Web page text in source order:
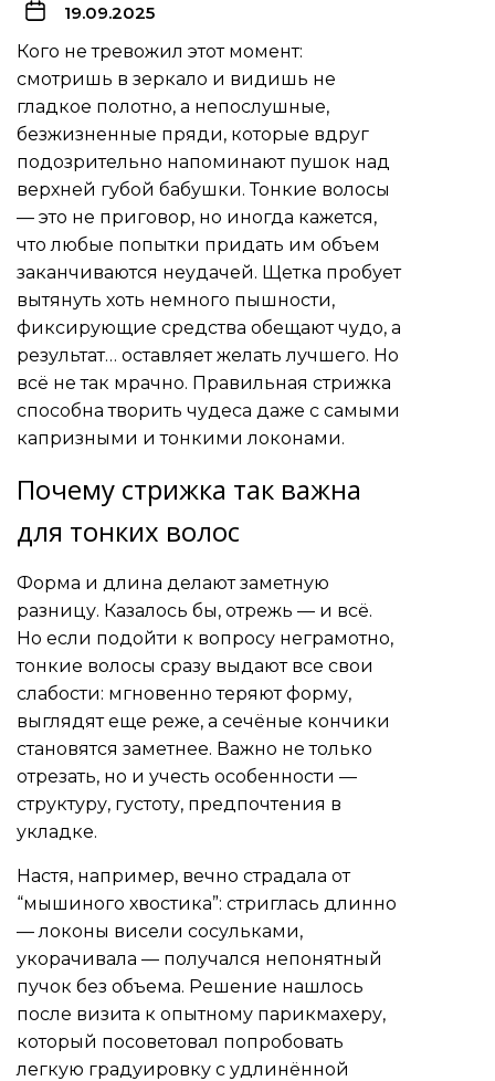
19.09.2025
Кого не тревожил этот момент:
смотришь в зеркало и видишь не
гладкое полотно, а непослушные,
безжизненные пряди, которые вдруг
подозрительно напоминают пушок над
верхней губой бабушки. Тонкие волосы
— это не приговор, но иногда кажется,
что любые попытки придать им объем
заканчиваются неудачей. Щетка пробует
вытянуть хоть немного пышности,
фиксирующие средства обещают чудо, а
результат… оставляет желать лучшего. Но
всё не так мрачно. Правильная стрижка
способна творить чудеса даже с самыми
капризными и тонкими локонами.
Почему стрижка так важна
для тонких волос
Форма и длина делают заметную
разницу. Казалось бы, отрежь — и всё.
Но если подойти к вопросу неграмотно,
тонкие волосы сразу выдают все свои
слабости: мгновенно теряют форму,
выглядят еще реже, а сечёные кончики
становятся заметнее. Важно не только
отрезать, но и учесть особенности —
структуру, густоту, предпочтения в
укладке.
Настя, например, вечно страдала от
“мышиного хвостика”: стриглась длинно
— локоны висели сосульками,
укорачивала — получался непонятный
пучок без объема. Решение нашлось
после визита к опытному парикмахеру,
который посоветовал попробовать
легкую градуировку с удлинённой